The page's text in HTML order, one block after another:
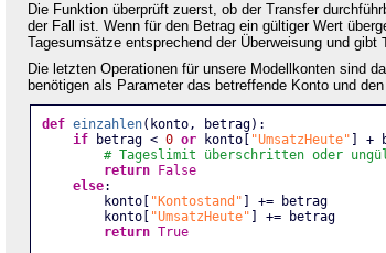
Die Funktion überprüft zuerst, ob der Transfer
der Fall ist. Wenn für den Betrag ein gültiger Wert
Tagesumsätze entsprechend der Überweisung und gibt
Die letzten Operationen für unsere Modellkonten sind
benötigen als Parameter das betreffende Konto und
def einzahlen(konto, betrag):
if betrag < 0 or konto[ "UmsatzHeute" ] +
# Tageslimit überschritten oder
return
False
else:
        konto[
"Kontostand" ] += betrag
        konto[
"UmsatzHeute" ] += betrag
return True